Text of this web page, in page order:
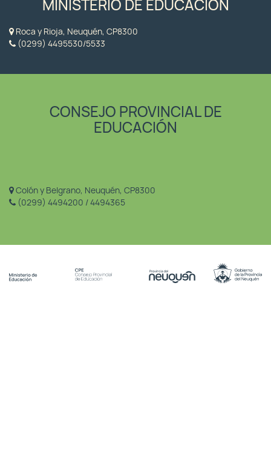
MINISTERIO DE EDUCACIÓN
Roca y Rioja, Neuquén, CP8300
(0299) 4495530/5533
CONSEJO PROVINCIAL DE
EDUCACIÓN
Colón y Belgrano, Neuquén, CP8300
(0299) 4494200 / 4494365